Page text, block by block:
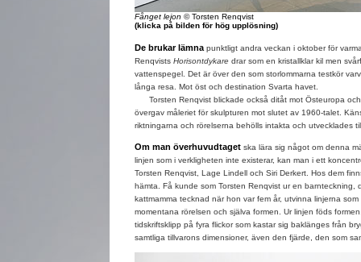
Fånget lejon © Torsten Renqvist
(klicka på bilden för hög upplösning)
De brukar lämnapunktligt andra veckan i oktober för
Renqvists Horisontdykare drar som en kristallklar kil men
vattenspegel. Det är över den som storlommarna testkör
långa resa. Mot öst och destination Svarta havet.
Torsten Renqvist blickade också ditåt mot Östeuropa
övergav måleriet för skulpturen mot slutet av 1960-talet.
riktningarna och rörelserna behölls intakta och utvecklades
Om man överhuvudtaget ska lära sig något om denna
linjen som i verkligheten inte existerar, kan man i ett
Torsten Renqvist, Lage Lindell och Siri Derkert. Hos dem
hämta. Få kunde som Torsten Renqvist ur en barnteckning,
kattmamma tecknad när hon var fem år, utvinna linjerna
momentana rörelsen och själva formen. Ur linjen föds
tidskriftsklipp på fyra flickor som kastar sig baklänges från
samtliga tillvarons dimensioner, även den fjärde, den som